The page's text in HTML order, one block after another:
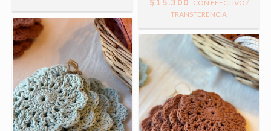
$15.300 CON EFECTIVO /
TRANSFERENCIA